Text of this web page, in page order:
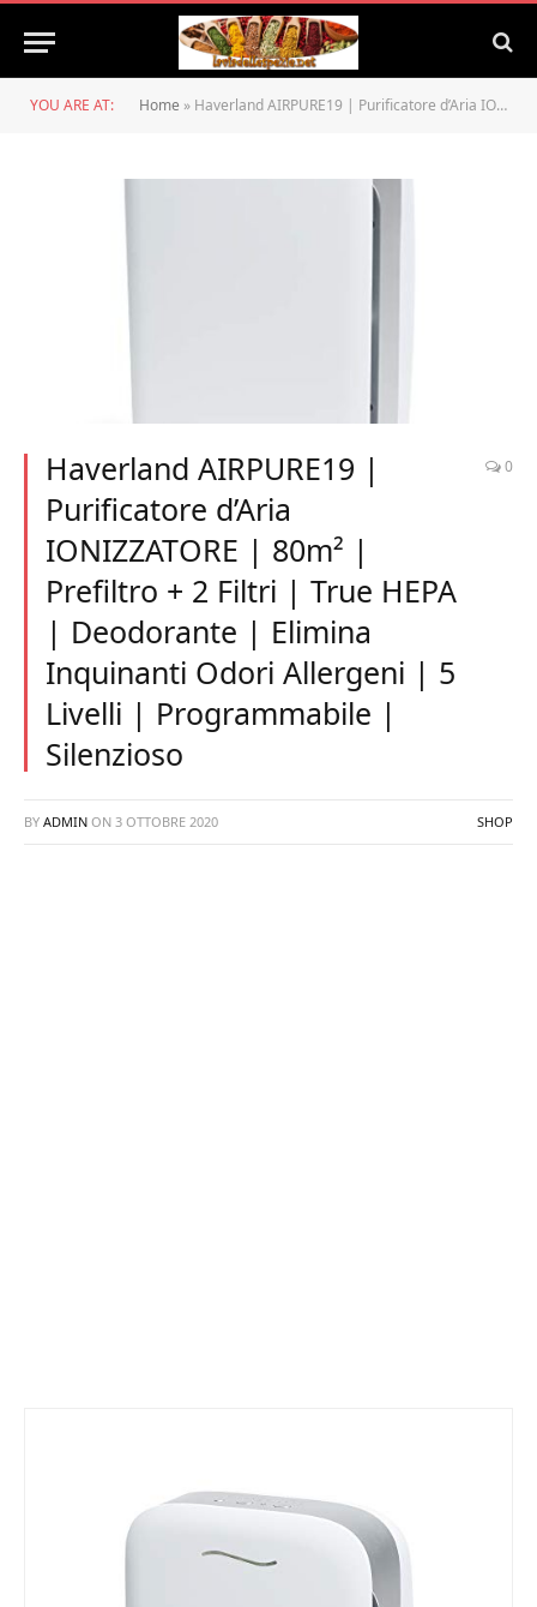
YOU ARE AT: Home » Haverland AIRPURE19 | Purificatore d’Aria IONIZZATORE | 80m² | Prefiltro + 2 Filtri | True HEPA | Deodorante | Elimina Inquinanti Odori Allergeni | 5 Livelli | Programmabile | Silenzioso
Haverland AIRPURE19 |
Purificatore d’Aria
IONIZZATORE | 80m² |
Prefiltro + 2 Filtri | True HEPA
| Deodorante | Elimina
Inquinanti Odori Allergeni | 5
Livelli | Programmabile |
Silenzioso
0
BY ADMIN ON 3 OTTOBRE 2020 SHOP